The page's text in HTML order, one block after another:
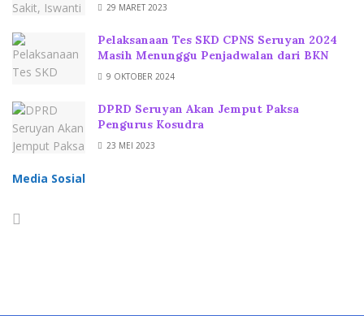
29 MARET 2023
Pelaksanaan Tes SKD CPNS Seruyan 2024
Masih Menunggu Penjadwalan dari BKN
9 OKTOBER 2024
DPRD Seruyan Akan Jemput Paksa
Pengurus Kosudra
23 MEI 2023
Media Sosial